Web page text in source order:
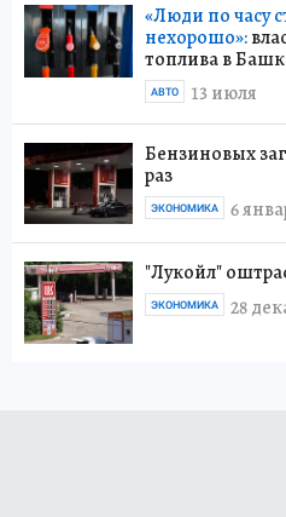
«Люди по часу
нехорошо»:
топлива в
13 июля
АВТО
Бензиновых
раз
6
ЭКОНОМИКА
"Лукойл"
28
ЭКОНОМИКА